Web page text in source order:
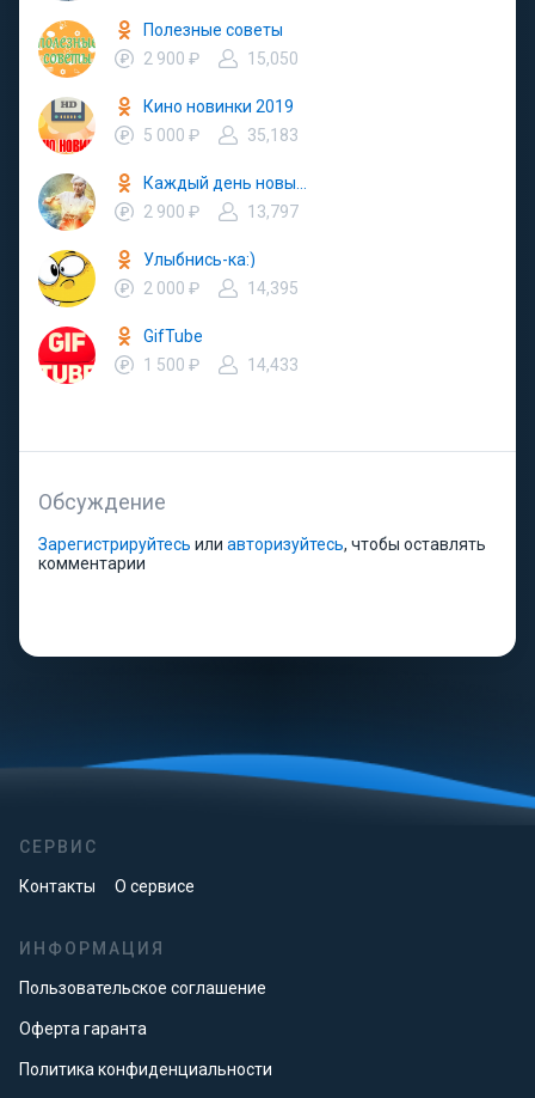
Полезные советы
2 900 ₽
15,050
Кино новинки 2019
5 000 ₽
35,183
2 900 ₽
13,797
Улыбнись-ка:)
2 000 ₽
14,395
GifTube
1 500 ₽
14,433
Обсуждение
Зарегистрируйтесь или авторизуйтесь, чтобы оставлять
комментарии
СЕРВИС
Контакты О сервисе
ИНФОРМАЦИЯ
Пользовательское соглашение
Оферта гаранта
Политика конфиденциальности